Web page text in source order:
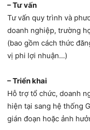
– Tư vấn
Tư vấn quy trình và
doanh nghiệp, trường
(bao gồm cách thức
vị phi lợi nhuận…)
– Triển khai
Hỗ trợ tổ chức, doanh
hiện tại sang hệ thống
gián đoạn hoặc ảnh